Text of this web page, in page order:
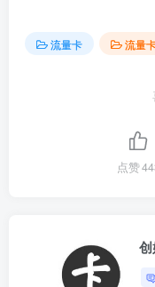
流量卡 流量
点赞